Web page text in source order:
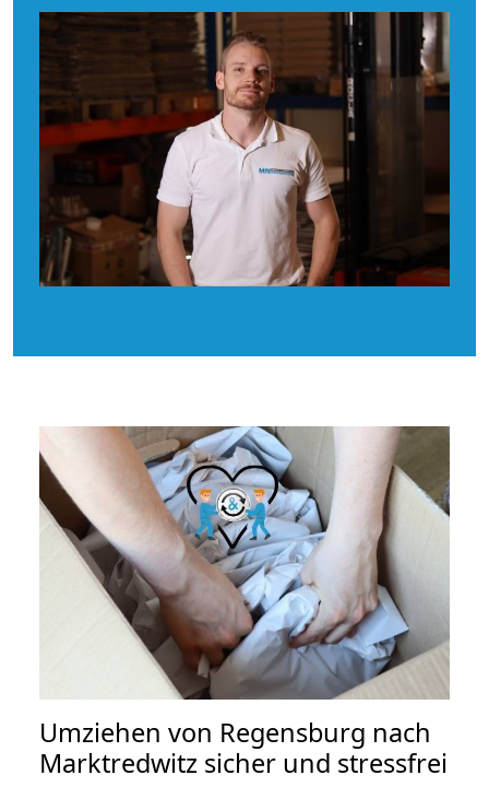
Umziehen von Regensburg nach
Marktredwitz sicher und stressfrei